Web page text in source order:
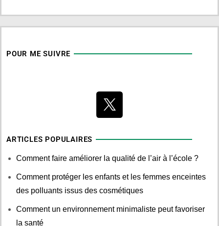
POUR ME SUIVRE
ARTICLES POPULAIRES
Comment faire améliorer la qualité de l’air à l’école ?
Comment protéger les enfants et les femmes enceintes
des polluants issus des cosmétiques
Comment un environnement minimaliste peut favoriser
la santé